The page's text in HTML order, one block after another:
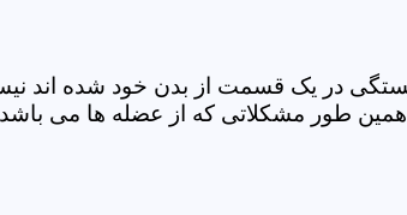
در یک قسمت از بدن خود شده اند
طور مشکلاتی که از عضله ها می باشد